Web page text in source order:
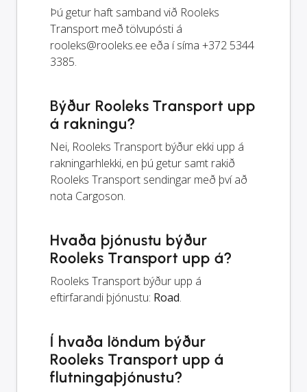
Þú getur haft samband við Rooleks
Transport með tölvupósti á
rooleks@rooleks.ee eða í síma +372 5344
3385.
Býður Rooleks Transport upp
á rakningu?
Nei, Rooleks Transport býður ekki upp á
rakningarhlekki, en þú getur samt rakið
Rooleks Transport sendingar með því að
nota Cargoson.
Hvaða þjónustu býður
Rooleks Transport upp á?
Rooleks Transport býður upp á
eftirfarandi þjónustu: Road.
Í hvaða löndum býður
Rooleks Transport upp á
flutningaþjónustu?